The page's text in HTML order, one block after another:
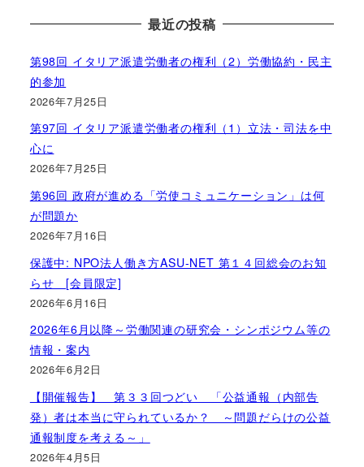
最近の投稿
第98回 イタリア派遣労働者の権利（2）労働協約・民主
的参加
2026年7月25日
第97回 イタリア派遣労働者の権利（1）立法・司法を中
心に
2026年7月25日
第96回 政府が進める「労使コミュニケーション」は何
が問題か
2026年7月16日
保護中: NPO法人働き方ASU-NET 第１４回総会のお知
らせ [会員限定]
2026年6月16日
2026年6月以降～労働関連の研究会・シンポジウム等の
情報・案内
2026年6月2日
【開催報告】 第３３回つどい 「公益通報（内部告
発）者は本当に守られているか？ ～問題だらけの公益
通報制度を考える～」
2026年4月5日